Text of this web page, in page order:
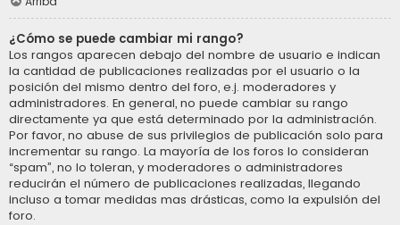
¿Cómo se puede cambiar mi rango?
Los rangos aparecen debajo del nombre de usuario e indican
la cantidad de publicaciones realizadas por el usuario o la
posición del mismo dentro del foro, e.j. moderadores y
administradores. En general, no puede cambiar su rango
directamente ya que está determinado por la administración.
Por favor, no abuse de sus privilegios de publicación solo para
incrementar su rango. La mayoría de los foros lo consideran
“spam”, no lo toleran, y moderadores o administradores
reducirán el número de publicaciones realizadas, llegando
incluso a tomar medidas mas drásticas, como la expulsión del
foro.